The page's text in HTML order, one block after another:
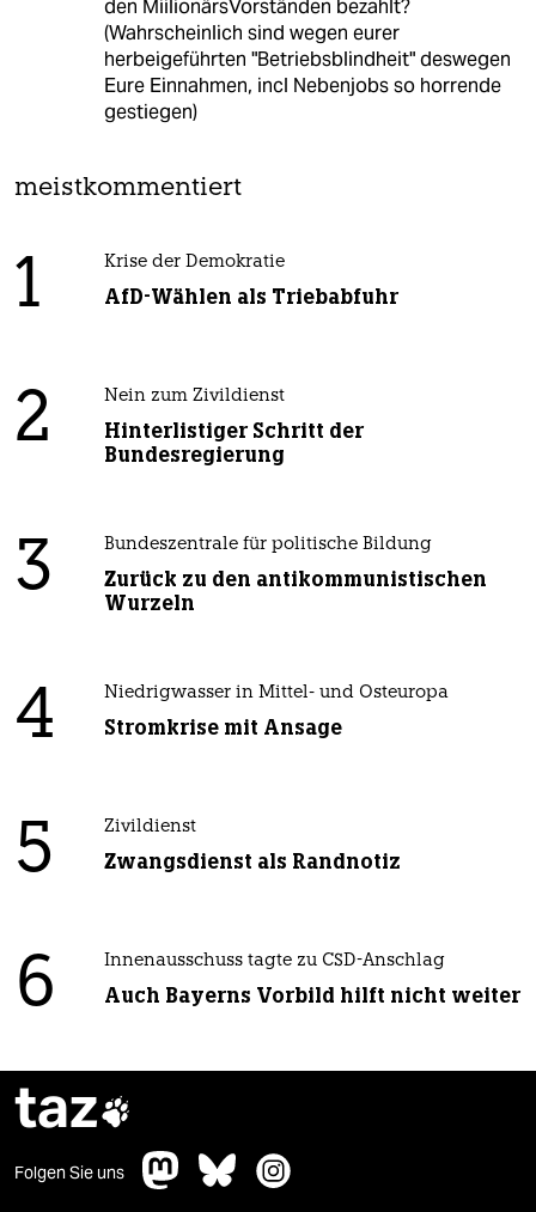
den MiilionärsVorständen bezahlt?
(Wahrscheinlich sind wegen eurer
herbeigeführten "Betriebsblindheit" deswegen
Eure Einnahmen, incl Nebenjobs so horrende
gestiegen)
meistkommentiert
1 Krise der Demokratie
AfD-Wählen als Triebabfuhr
2 Nein zum Zivildienst
Hinterlistiger Schritt der
Bundesregierung
3 Bundeszentrale für politische Bildung
Zurück zu den antikommunistischen
Wurzeln
4 Niedrigwasser in Mittel- und Osteuropa
Stromkrise mit Ansage
5 Zivildienst
Zwangsdienst als Randnotiz
6 Innenausschuss tagte zu CSD-Anschlag
Auch Bayerns Vorbild hilft nicht weiter
taz
Folgen Sie uns